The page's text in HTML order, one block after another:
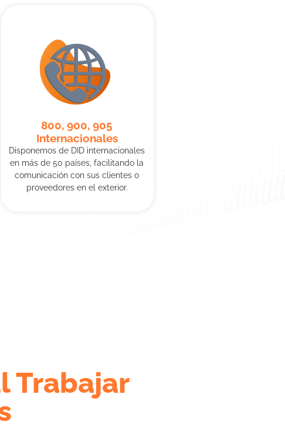
800, 900, 905
Internacionales
Disponemos de DID internacionales
en más de 50 países, facilitando la
comunicación con sus clientes o
proveedores en el exterior.
Trabajar